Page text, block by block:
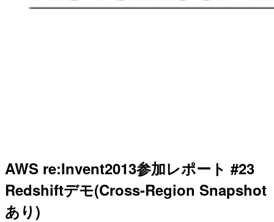
AWS re:Invent2013参加レポート #23
Redshiftデモ(Cross-Region Snapshot
あり)